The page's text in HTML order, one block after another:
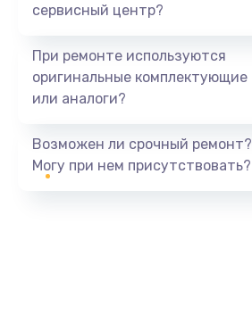
сервисный центр?
При ремонте используются
оригинальные комплектующие
или аналоги?
Возможен ли срочный ремонт?
Могу при нем присутствовать?